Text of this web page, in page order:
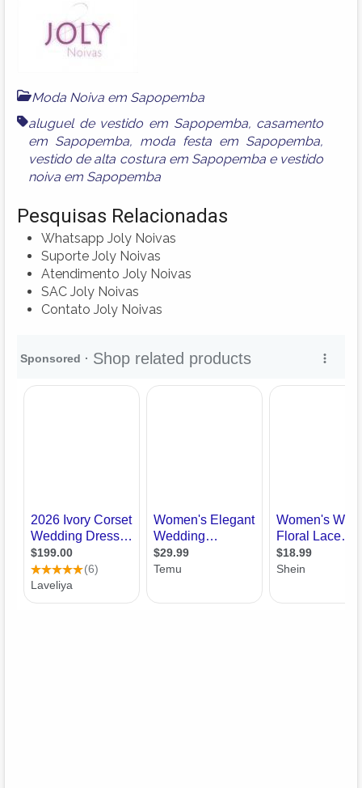
Moda Noiva em Sapopemba
aluguel de vestido em Sapopemba, casamento
em Sapopemba, moda festa em Sapopemba,
vestido de alta costura em Sapopemba e vestido
noiva em Sapopemba
Pesquisas Relacionadas
Whatsapp Joly Noivas
Suporte Joly Noivas
Atendimento Joly Noivas
SAC Joly Noivas
Contato Joly Noivas